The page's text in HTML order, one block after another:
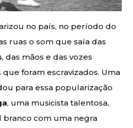
no país, no período do
ruas o som que saía das
, das mãos e das vozes
foram escravizados. Uma
para essa popularização
, uma musicista talentosa,
com uma negra